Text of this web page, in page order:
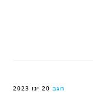
הגב 20 ינו 2023